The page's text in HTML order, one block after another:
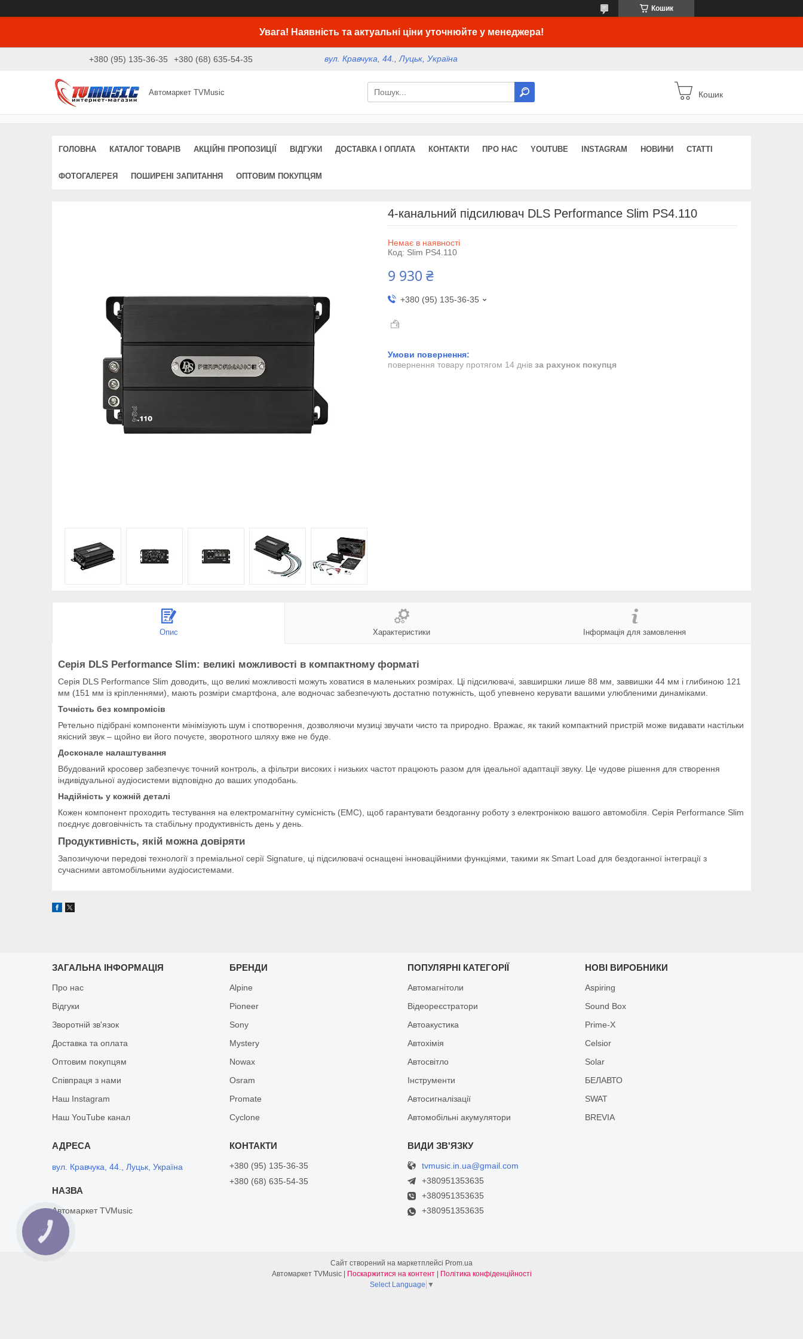
Кошик
Увага! Наявність та актуальні ціни уточнюйте у менеджера!
+380 (95) 135-36-35 +380 (68) 635-54-35 вул. Кравчука, 44., Луцьк, Україна
Автомаркет TVMusic Кошик
ГОЛОВНА КАТАЛОГ ТОВАРІВ АКЦІЙНІ ПРОПОЗИЦІЇ ВІДГУКИ ДОСТАВКА І ОПЛАТА КОНТАКТИ ПРО НАС YOUTUBE INSTAGRAM НОВИНИ СТАТТІ
ФОТОГАЛЕРЕЯ ПОШИРЕНІ ЗАПИТАННЯ ОПТОВИМ ПОКУПЦЯМ
4-канальний підсилювач DLS Performance Slim PS4.110
Немає в наявності
Код: Slim PS4.110
9 930 ₴
+380 (95) 135-36-35
повернення товару протягом 14 днів за рахунок покупця
Опис Характеристики Інформація для замовлення
Серія DLS Performance Slim: великі можливості в компактному форматі
Серія DLS Performance Slim доводить, що великі можливості можуть ховатися в маленьких розмірах. Ці підсилювачі, завширшки лише 88 мм, заввишки 44 мм і глибиною 121
мм (151 мм із кріпленнями), мають розміри смартфона, але водночас забезпечують достатню потужність, щоб упевнено керувати вашими улюбленими динаміками.
Точність без компромісів
Ретельно підібрані компоненти мінімізують шум і спотворення, дозволяючи музиці звучати чисто та природно. Вражає, як такий компактний пристрій може видавати настільки
якісний звук – щойно ви його почуєте, зворотного шляху вже не буде.
Досконале налаштування
Вбудований кросовер забезпечує точний контроль, а фільтри високих і низьких частот працюють разом для ідеальної адаптації звуку. Це чудове рішення для створення
індивідуальної аудіосистеми відповідно до ваших уподобань.
Надійність у кожній деталі
Кожен компонент проходить тестування на електромагнітну сумісність (EMC), щоб гарантувати бездоганну роботу з електронікою вашого автомобіля. Серія Performance Slim
поєднує довговічність та стабільну продуктивність день у день.
Продуктивність, якій можна довіряти
Запозичуючи передові технології з преміальної серії Signature, ці підсилювачі оснащені інноваційними функціями, такими як Smart Load для бездоганної інтеграції з
сучасними автомобільними аудіосистемами.
ЗАГАЛЬНА ІНФОРМАЦІЯ
Про нас
Відгуки
Зворотній зв'язок
Доставка та оплата
Оптовим покупцям
Співпраця з нами
Наш Instagram
Наш YouTube канал
БРЕНДИ
Alpine
Pioneer
Sony
Mystery
Nowax
Osram
Promate
Cyclone
ПОПУЛЯРНІ КАТЕГОРІЇ
Автомагнітоли
Відеореєстратори
Автоакустика
Автохімія
Автосвітло
Інструменти
Автосигналізації
Автомобільні акумулятори
НОВІ ВИРОБНИКИ
Aspiring
Sound Box
Prime-X
Celsior
Solar
БЕЛАВТО
SWAT
BREVIA
вул. Кравчука, 44., Луцьк, Україна
Автомаркет TVMusic
+380 (95) 135-36-35
+380 (68) 635-54-35
tvmusic.in.ua@gmail.com
+380951353635
+380951353635
+380951353635
Сайт створений на маркетплейсі Prom.ua
Автомаркет TVMusic | Поскаржитися на контент | Політика конфіденційності
Select Language ▼
КНОПКА
ЗВ'ЯЗКУ